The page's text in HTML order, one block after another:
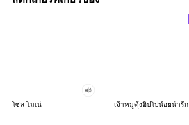
โซล โมเน่ เจ้าหมูดุ้งฮิปโปน้อยน่ารัก